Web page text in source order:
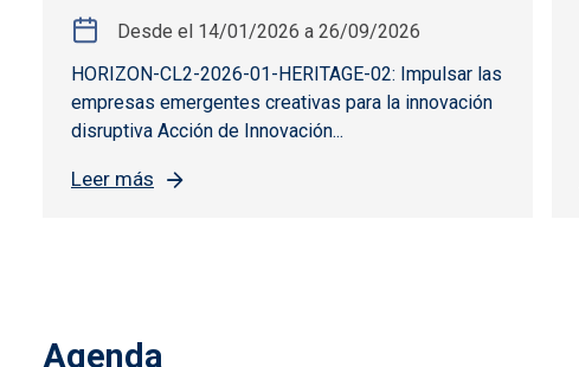
Desde el 14/01/2026 a 26/09/2026
HORIZON-CL2-2026-01-HERITAGE-02: Impulsar las
empresas emergentes creativas para la innovación
disruptiva Acción de Innovación...
Leer más
Agenda